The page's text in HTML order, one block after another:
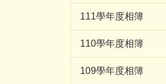
111學年度相簿
110學年度相簿
109學年度相簿